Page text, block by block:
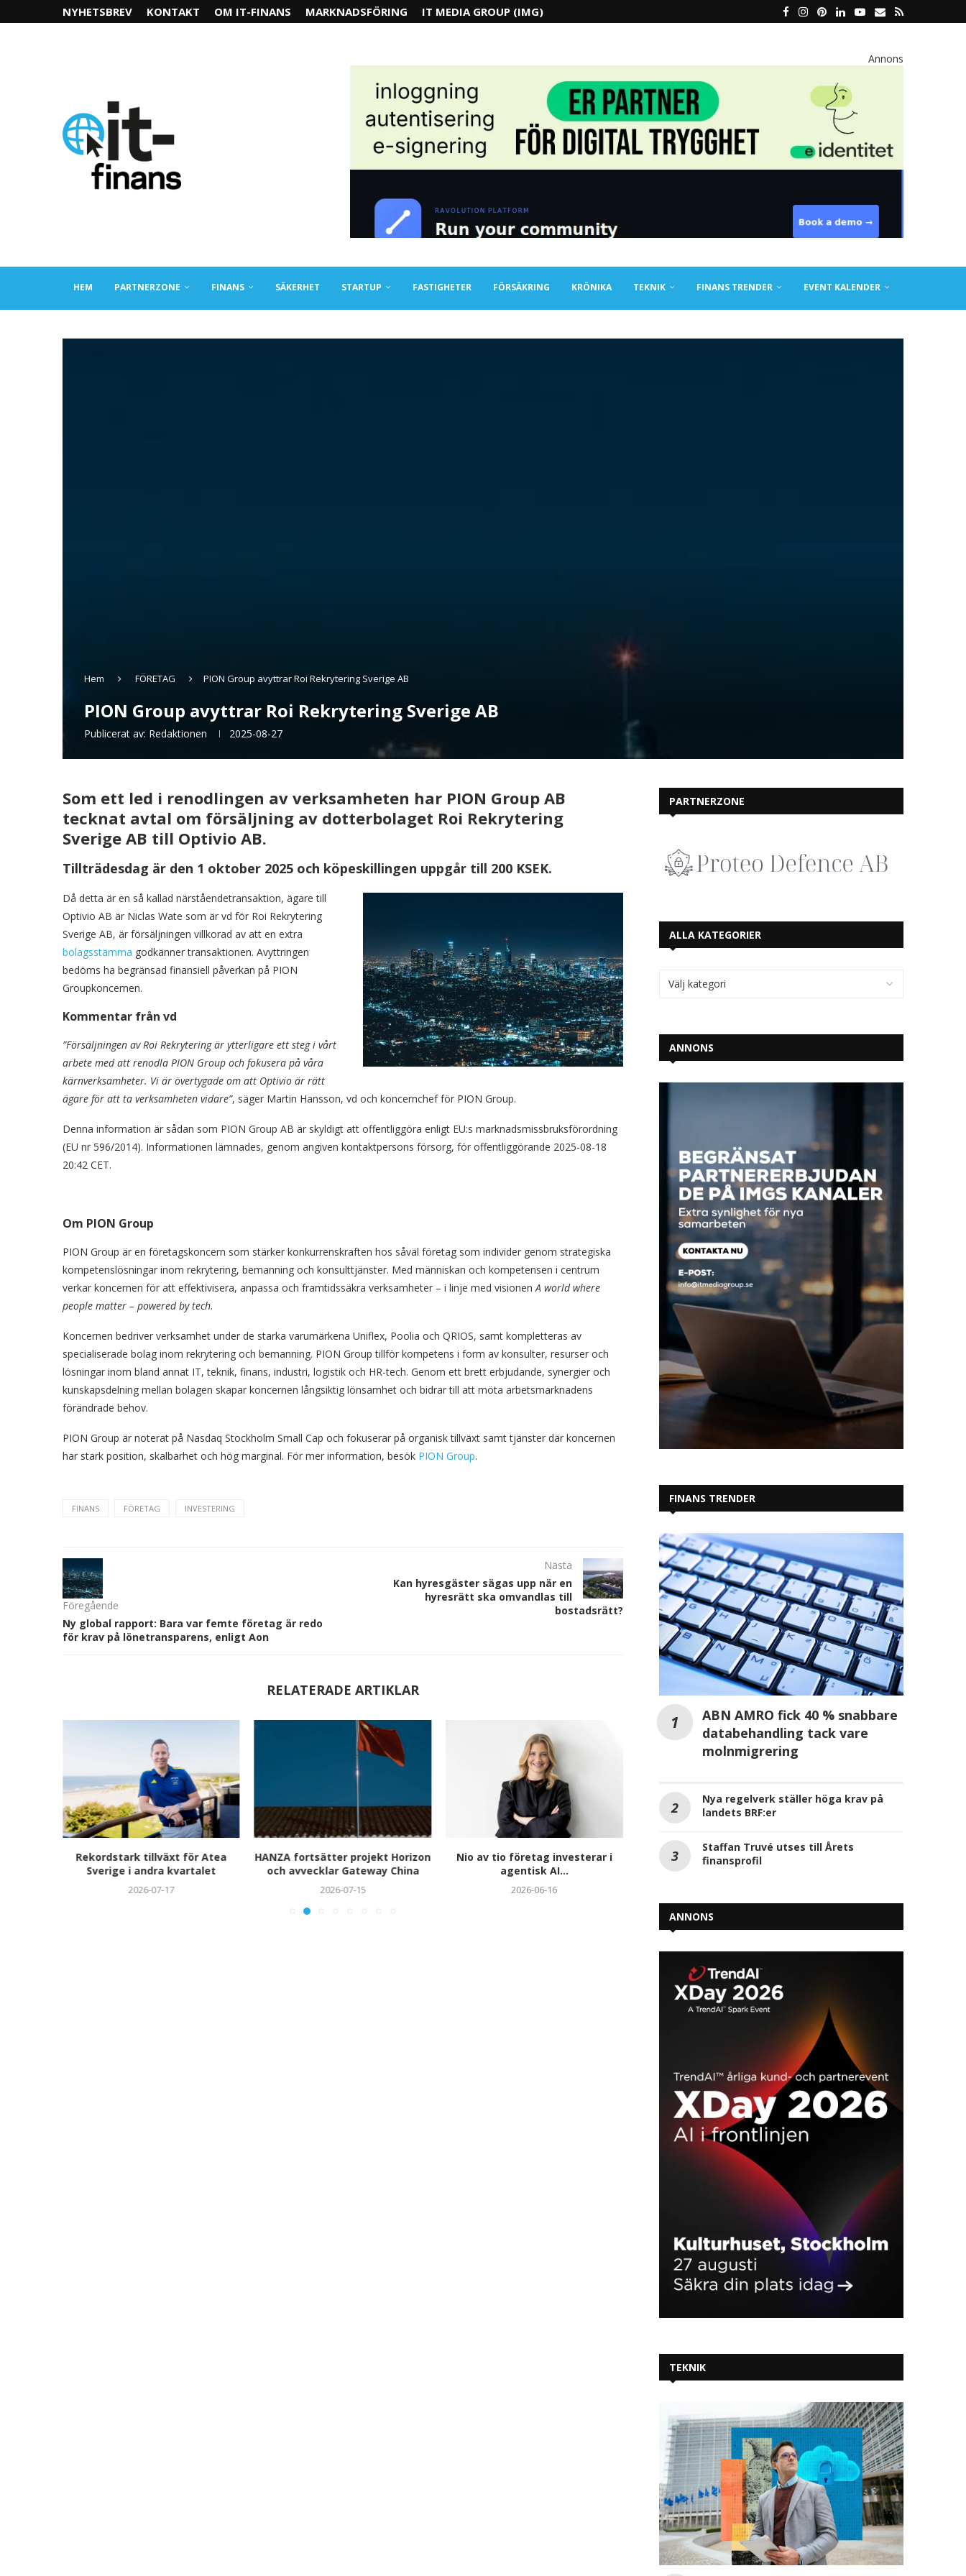
NYHETSBREV KONTAKT OM IT-FINANS MARKNADSFÖRING IT MEDIA GROUP (IMG)
Annons
HEM PARTNERZONE FINANS SÄKERHET STARTUP FASTIGHETER FÖRSÄKRING KRÖNIKA TEKNIK FINANS TRENDER EVENT KALENDER
Hem FÖRETAG PION Group avyttrar Roi Rekrytering Sverige AB
PION Group avyttrar Roi Rekrytering Sverige AB
Publicerat av: Redaktionen 2025-08-27
Som ett led i renodlingen av verksamheten har PION Group AB
tecknat avtal om försäljning av dotterbolaget Roi Rekrytering
Sverige AB till Optivio AB.
Tillträdesdag är den 1 oktober 2025 och köpeskillingen uppgår till 200 KSEK.
Då detta är en så kallad närståendetransaktion, ägare till
Optivio AB är Niclas Wate som är vd för Roi Rekrytering
Sverige AB, är försäljningen villkorad av att en extra
bolagsstämma godkänner transaktionen. Avyttringen
bedöms ha begränsad finansiell påverkan på PION
Groupkoncernen.
Kommentar från vd
”Försäljningen av Roi Rekrytering är ytterligare ett steg i vårt
arbete med att renodla PION Group och fokusera på våra
kärnverksamheter. Vi är övertygade om att Optivio är rätt
ägare för att ta verksamheten vidare”, säger Martin Hansson, vd och koncernchef för PION Group.
Denna information är sådan som PION Group AB är skyldigt att offentliggöra enligt EU:s marknadsmissbruksförordning
(EU nr 596/2014). Informationen lämnades, genom angiven kontaktpersons försorg, för offentliggörande 2025-08-18
20:42 CET.
Om PION Group
PION Group är en företagskoncern som stärker konkurrenskraften hos såväl företag som individer genom strategiska
kompetenslösningar inom rekrytering, bemanning och konsulttjänster. Med människan och kompetensen i centrum
verkar koncernen för att effektivisera, anpassa och framtidssäkra verksamheter – i linje med visionenA world where
people matter – powered by tech.
Koncernen bedriver verksamhet under de starka varumärkena Uniflex, Poolia och QRIOS, samt kompletteras av
specialiserade bolag inom rekrytering och bemanning. PION Group tillför kompetens i form av konsulter, resurser och
lösningar inom bland annat IT, teknik, finans, industri, logistik och HR-tech. Genom ett brett erbjudande, synergier och
kunskapsdelning mellan bolagen skapar koncernen långsiktig lönsamhet och bidrar till att möta arbetsmarknadens
förändrade behov.
PION Group är noterat på Nasdaq Stockholm Small Cap och fokuserar på organisk tillväxt samt tjänster där koncernen
har stark position, skalbarhet och hög marginal. För mer information, besök PION Group.
FINANS FÖRETAG INVESTERING
Föregående
Ny global rapport: Bara var femte företag är redo
för krav på lönetransparens, enligt Aon
Nästa
Kan hyresgäster sägas upp när en
hyresrätt ska omvandlas till
bostadsrätt?
RELATERADE ARTIKLAR
Rekordstark tillväxt för Atea
Sverige i andra kvartalet
2026-07-17
HANZA fortsätter projekt Horizon
och avvecklar Gateway China
2026-07-15
Nio av tio företag investerar i
agentisk AI...
2026-06-16
Svenska företag oroliga för
framtida kompetensbrist
2026-05-22
PARTNERZONE
ALLA KATEGORIER
ANNONS
FINANS TRENDER
ABN AMRO fick 40 % snabbare
databehandling tack vare
molnmigrering
Nya regelverk ställer höga krav på
landets BRF:er
Staffan Truvé utses till Årets
finansprofil
ANNONS
TEKNIK